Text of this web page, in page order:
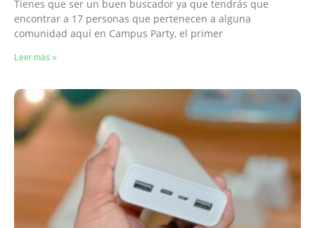
Tienes que ser un buen buscador ya que tendrás que
encontrar a 17 personas que pertenecen a alguna
comunidad aquí en Campus Party, el primer
Leer más »